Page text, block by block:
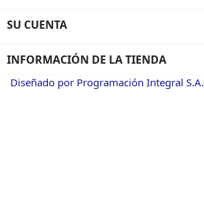
SU CUENTA
INFORMACIÓN DE LA TIENDA
Diseñado por Programación Integral S.A.